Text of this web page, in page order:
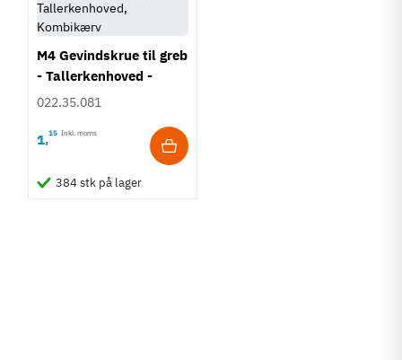
M4 Gevindskrue til greb
- Tallerkenhoved -
Krydskærv
022.35.081
1,15 Inkl. moms
384 stk på lager